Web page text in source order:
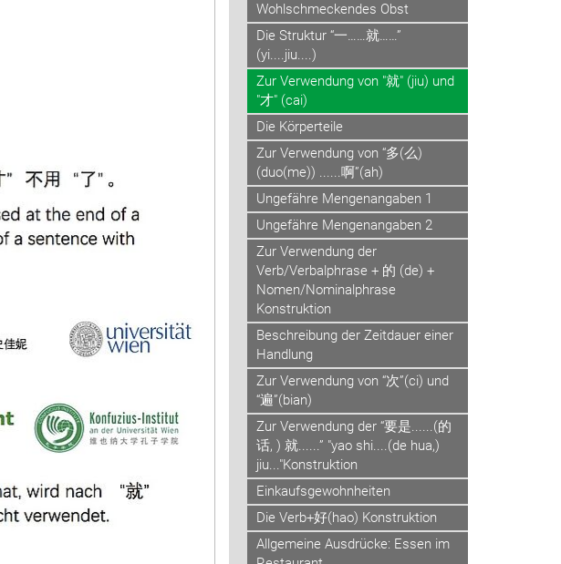
Wohlschmeckendes Obst
Die Struktur “一……就……”
(yi....jiu....)
Zur Verwendung von "就" (jiu) und
"才" (cai)
Die Körperteile
Zur Verwendung von “多(么)
(duo(me)) ......啊”(ah)
Ungefähre Mengenangaben 1
Ungefähre Mengenangaben 2
Zur Verwendung der
Verb/Verbalphrase + 的 (de) +
Nomen/Nominalphrase
Konstruktion
Beschreibung der Zeitdauer einer
Handlung
Zur Verwendung von “次”(ci) und
“遍”(bian)
Zur Verwendung der “要是......(的
话, ) 就......” "yao shi....(de hua,)
jiu..."Konstruktion
Einkaufsgewohnheiten
Die Verb+好(hao) Konstruktion
Allgemeine Ausdrücke: Essen im